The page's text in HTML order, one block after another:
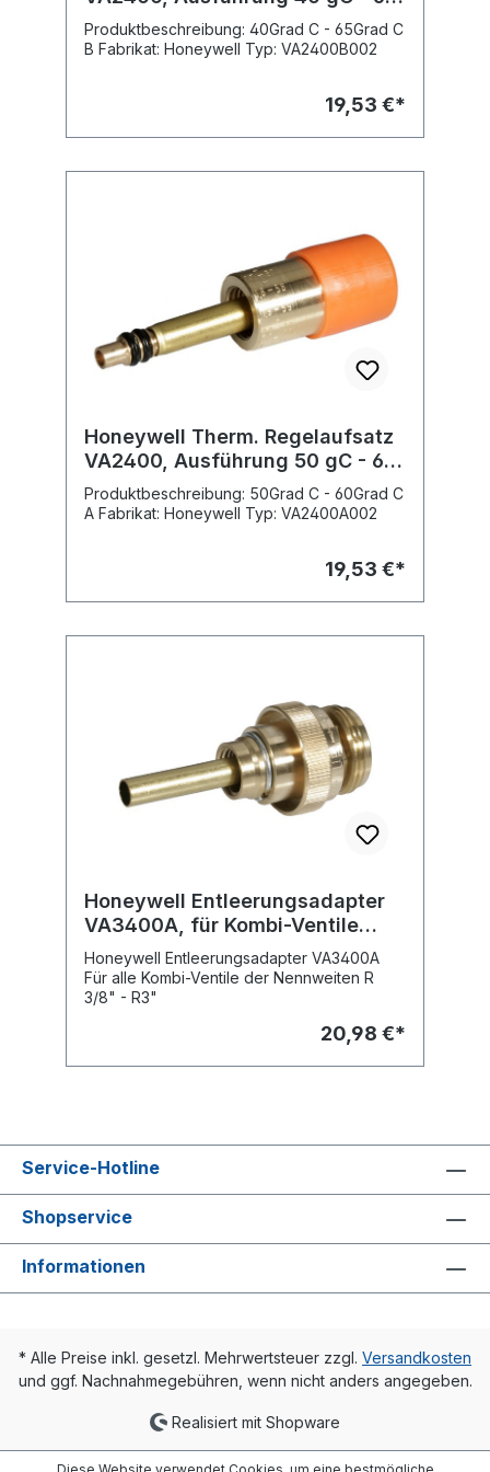
V1810X0032, Nennweite: DN 32, G 11/2
Außengewinde V1810X0040, Nennweite: DN
gC B
Produktbeschreibung: 40Grad C - 65Grad C
B Fabrikat: Honeywell Typ: VA2400B002
19,53 €*
Honeywell Therm. Regelaufsatz
VA2400, Ausführung 50 gC - 60
gC A
Produktbeschreibung: 50Grad C - 60Grad C
A Fabrikat: Honeywell Typ: VA2400A002
19,53 €*
Honeywell Entleerungsadapter
VA3400A, für Kombi-Ventile
3/8" - 3" A
Honeywell Entleerungsadapter VA3400A
Für alle Kombi-Ventile der Nennweiten R
3/8" - R3"
20,98 €*
Service-Hotline
Shopservice
Informationen
* Alle Preise inkl. gesetzl. Mehrwertsteuer zzgl. Versandkosten
und ggf. Nachnahmegebühren, wenn nicht anders angegeben.
Realisiert mit Shopware